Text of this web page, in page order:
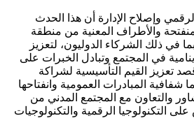
الرقمي وإصلاح الإدارة أن هذا الحدث
والأطراف المعنية من منطقة
في ذلك الشركاء الدوليون، لتعزيز
في المجتمع وتبادل الخبرات على
تعزيز القيم التأسيسية لشراكة
شفافية المبادرات العمومية وانفتاحها
والتعاون مع المجتمع المدني من
التكنولوجيا الرقمية والتكنولوجيات